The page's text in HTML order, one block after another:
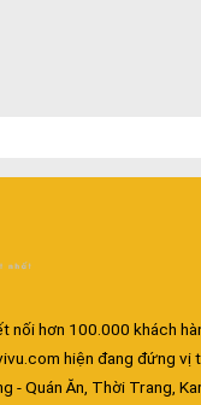
nối hơn 100.000 khách
hiện đang đứng vị
- Quán Ăn, Thời Trang,